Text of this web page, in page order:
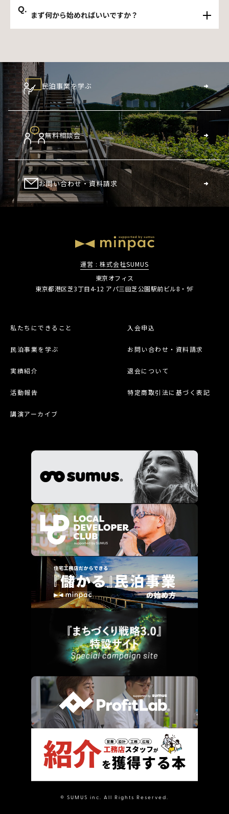
Q. まず何から始めればいいですか？
民泊事業を学ぶ
無料相談会
お問い合わせ・資料請求
運営 : 株式会社SUMUS
東京オフィス
東京都港区芝3丁目4-12 アパ三田芝公園駅前ビル8・9F
私たちにできること 入会申込
民泊事業を学ぶ お問い合わせ・資料請求
実績紹介 退会について
活動報告 特定商取引法に基づく表記
講演アーカイブ
© SUMUS inc. All Rights Reserved.